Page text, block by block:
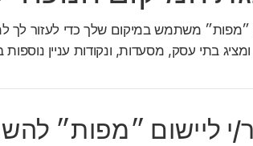
״מפות״ משתמש במיקום שלך כדי לעזור לך
בתי עסק, מסעדות, ונקודות עניין
י ליישום ״מפות״